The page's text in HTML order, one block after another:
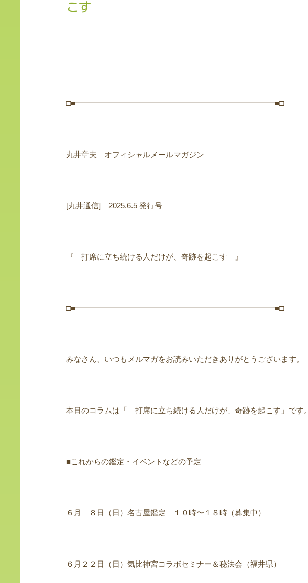
こす
□■━━━━━━━━━━━━━━━━━━━━━━━━━━■□
丸井章夫 オフィシャルメールマガジン
[丸井通信] 2025.6.5 発行号
『 打席に立ち続ける人だけが、奇跡を起こす 』
□■━━━━━━━━━━━━━━━━━━━━━━━━━━■□
みなさん、いつもメルマガをお読みいただきありがとうございます。
本日のコラムは「 打席に立ち続ける人だけが、奇跡を起こす」です。
■これからの鑑定・イベントなどの予定
６月 ８日（日）名古屋鑑定 １０時〜１８時（募集中）
６月２２日（日）気比神宮コラボセミナー＆秘法会（福井県）